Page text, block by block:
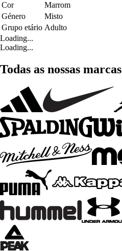
Cor
Marrom
Género
Misto
Grupo etário Adulto
Loading...
Loading...
Todas as nossas marcas